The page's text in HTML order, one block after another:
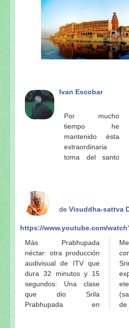
Ivan Escobar
Por mucho
tiempo he
mantenido ésta
extraordinaria
toma del santo
Dhama en mi
portada. (28 de
julio de 2014 a
de Visuddha-sattva
https://www.youtube.com/
Más Prabhupada
néctar: otra producción
audivisual de ITV que
dura 32 minutos y 15
segundos: Una clase
que dio Srila
Prabhupada en
Melbourne en 1974,
como introducción al
Srimad-Bhagavatam,
explicando que es la
eterna religión védica
(sanatana-dharma). (27
de